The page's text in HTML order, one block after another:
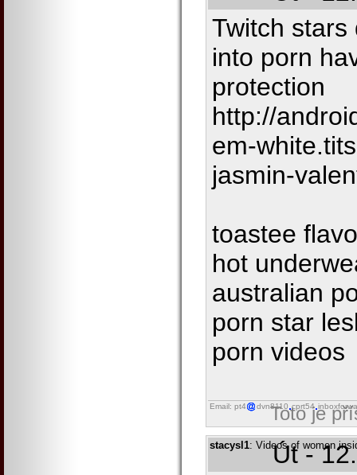
Twitch stars
into porn
protection
http://
em-
jasmin-
toastee
hot
australian
porn star
porn videos
Email: pt4 dvn8110 cprt54
Toto je
stacysl1: Videos of women
Út -